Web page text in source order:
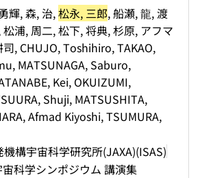
輝, 森, 治,松永, 三郎, 船瀬, 龍, 渡
浦, 周二, 松下, 将典, 杉原, アフマ
司, CHUJO, Toshihiro, TAKAO,
MATSUNAGA, Saburo,
Kei, OKUIZUMI,
Shuji, MATSUSHITA,
Afmad Kiyoshi, TSUMURA,
構宇宙科学研究所(JAXA)(ISAS)
科学シンポジウム 講演集